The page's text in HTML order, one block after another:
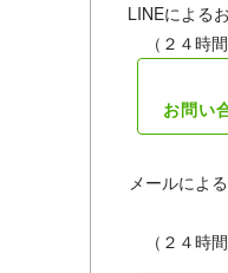
LINEによる
（２４時
お問い
メールによ
（２４時